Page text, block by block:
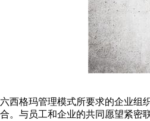
六西格玛管理模式所要求的企业组
合。与员工和企业的共同愿望紧密